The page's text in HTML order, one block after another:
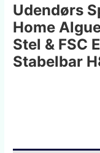
Udendørs
Home
Stel & FSC
Stabelbar